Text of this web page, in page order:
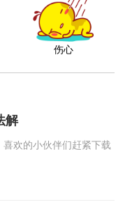
伤心
解
欢的小伙伴们赶紧下载